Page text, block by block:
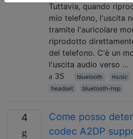
Tuttavia, quando
mio telefono, l'uscita
tramite l'auricolare
riprodotto
del telefono. C'è un
l'uscita audio verso …
35
bluetooth music
headset
bluetooth-hsp
4
Come posso
codec A2DP